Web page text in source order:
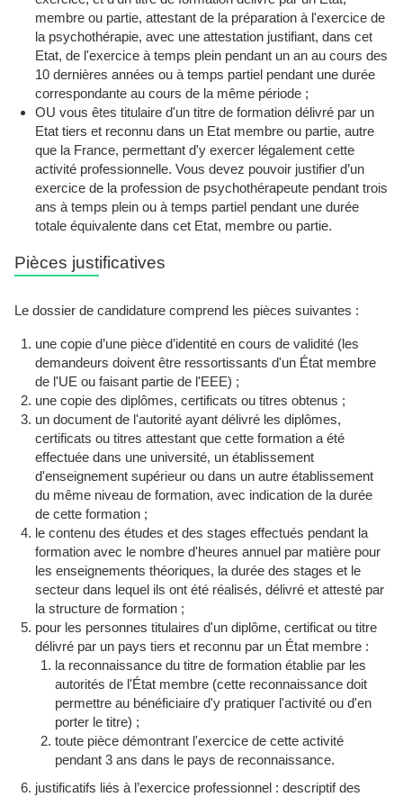
membre ou partie, attestant de la préparation à l'exercice de
la psychothérapie, avec une attestation justifiant, dans cet
Etat, de l'exercice à temps plein pendant un an au cours des
10 dernières années ou à temps partiel pendant une durée
correspondante au cours de la même période ;
OU vous êtes titulaire d'un titre de formation délivré par un
Etat tiers et reconnu dans un Etat membre ou partie, autre
que la France, permettant d'y exercer légalement cette
activité professionnelle. Vous devez pouvoir justifier d’un
exercice de la profession de psychothérapeute pendant trois
ans à temps plein ou à temps partiel pendant une durée
totale équivalente dans cet Etat, membre ou partie.
Pièces justificatives
Le dossier de candidature comprend les pièces suivantes :
une copie d’une pièce d’identité en cours de validité (les
demandeurs doivent être ressortissants d'un État membre
de l'UE ou faisant partie de l'EEE) ;
une copie des diplômes, certificats ou titres obtenus ;
un document de l'autorité ayant délivré les diplômes,
certificats ou titres attestant que cette formation a été
effectuée dans une université, un établissement
d'enseignement supérieur ou dans un autre établissement
du même niveau de formation, avec indication de la durée
de cette formation ;
le contenu des études et des stages effectués pendant la
formation avec le nombre d'heures annuel par matière pour
les enseignements théoriques, la durée des stages et le
secteur dans lequel ils ont été réalisés, délivré et attesté par
la structure de formation ;
pour les personnes titulaires d'un diplôme, certificat ou titre
délivré par un pays tiers et reconnu par un État membre :
la reconnaissance du titre de formation établie par les
autorités de l'État membre (cette reconnaissance doit
permettre au bénéficiaire d'y pratiquer l'activité ou d'en
porter le titre) ;
toute pièce démontrant l'exercice de cette activité
pendant 3 ans dans le pays de reconnaissance.
justificatifs liés à l’exercice professionnel : descriptif des